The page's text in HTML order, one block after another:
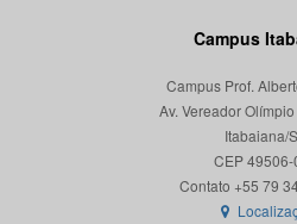
Campus
Campus Prof.
Av. Vereador
Itabaiana/
CEP 49506-